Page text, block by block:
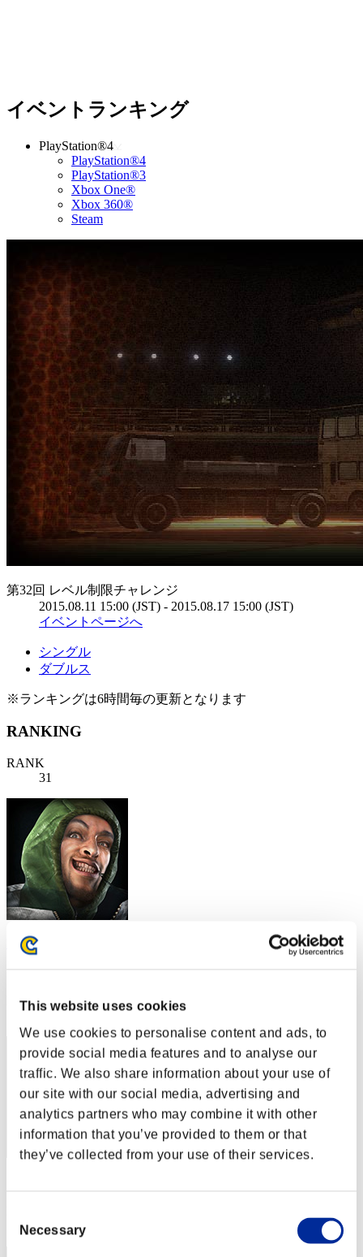
This website uses cookies
We use cookies to personalise content and ads, to
provide social media features and to analyse our
traffic. We also share information about your use of
our site with our social media, advertising and
analytics partners who may combine it with other
information that you’ve provided to them or that
they’ve collected from your use of their services.
Selection
Necessary
イベントランキング
PlayStation®4
PlayStation®4
PlayStation®3
Xbox One®
Xbox 360®
Steam
第32回 レベル制限チャレンジ
2015.08.11 15:00 (JST) - 2015.08.17 15:00 (JST)
イベントページへ
シングル
ダブルス
※ランキングは6時間毎の更新となります
RANKING
RANK
31
Puzzler91
スコア:Lv:1/06'59"63
RANK
31
33